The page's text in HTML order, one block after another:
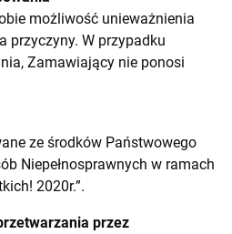
możliwość unieważnienia
przyczyny. W przypadku
Zamawiający nie ponosi
ze środków Państwowego
Niepełnosprawnych w ramach
2020r.”.
przez